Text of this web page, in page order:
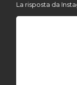
La risposta da